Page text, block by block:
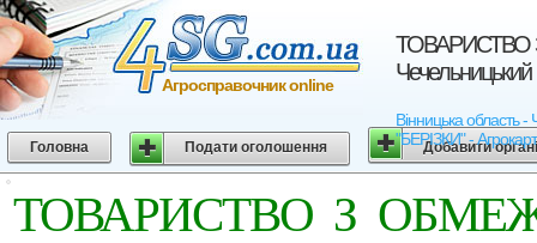
ТОВАРИСТВО
Чечельницький
Вінницька
"БЕРІЗКИ" -
Агросправочник online
Головна Подати оголошення Добавити
ТОВАРИСТВО З